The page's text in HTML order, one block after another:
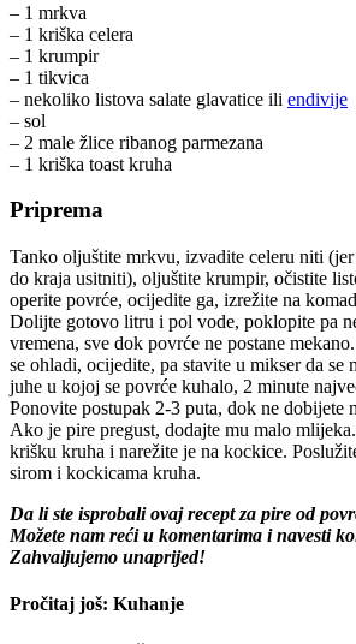
– 1 mrkva
– 1 kriška celera
– 1 krumpir
– 1 tikvica
– nekoliko listova salate glavatice ili endivije
– sol
– 2 male žlice ribanog parmezana
– 1 kriška toast kruha
Priprema
Tanko oljuštite mrkvu, izvadite celeru niti
do kraja usitniti), oljuštite krumpir, očistite
operite povrće, ocijedite ga, izrežite na
Dolijte gotovo litru i pol vode, poklopite pa
vremena, sve dok povrće ne postane
se ohladi, ocijedite, pa stavite u mikser da se
juhe u kojoj se povrće kuhalo, 2 minute
Ponovite postupak 2-3 puta, dok ne dobijete
Ako je pire pregust, dodajte mu malo
krišku kruha i narežite je na kockice.
sirom i kockicama kruha.
Da li ste isprobali ovaj recept za pire od
Možete nam reći u komentarima i navesti
Zahvaljujemo unaprijed!
Pročitaj još: Kuhanje